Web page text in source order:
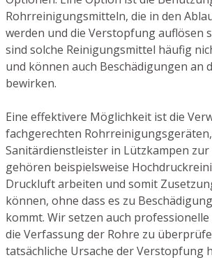
Rohrreinigungsmitteln, die in den
werden und die Verstopfung auflösen
sind solche Reinigungsmittel häufig
und können auch Beschädigungen an
bewirken.
Eine effektivere Möglichkeit ist die
fachgerechten
Sanitärdienstleister in Lützkampen zur
gehören beispielsweise
Druckluft arbeiten und somit
können, ohne dass es zu
kommt. Wir setzen auch professionelle
die Verfassung der Rohre zu
tatsächliche Ursache der Verstopfung